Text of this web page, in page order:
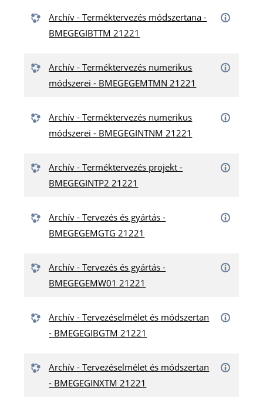
Archív - Terméktervezés módszertana -
BMEGEGIBTTM 21221
Archív - Terméktervezés numerikus
módszerei - BMEGEGEMTMN 21221
Archív - Terméktervezés numerikus
módszerei - BMEGEGINTNM 21221
Archív - Terméktervezés projekt -
BMEGEGINTP2 21221
Archív - Tervezés és gyártás -
BMEGEGEMGTG 21221
Archív - Tervezés és gyártás -
BMEGEGEMW01 21221
Archív - Tervezéselmélet és módszertan
- BMEGEGIBGTM 21221
Archív - Tervezéselmélet és módszertan
- BMEGEGINXTM 21221